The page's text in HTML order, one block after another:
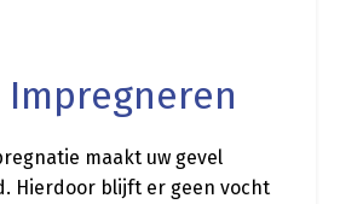
Impregneren
maakt uw gevel
Hierdoor blijft er geen vocht